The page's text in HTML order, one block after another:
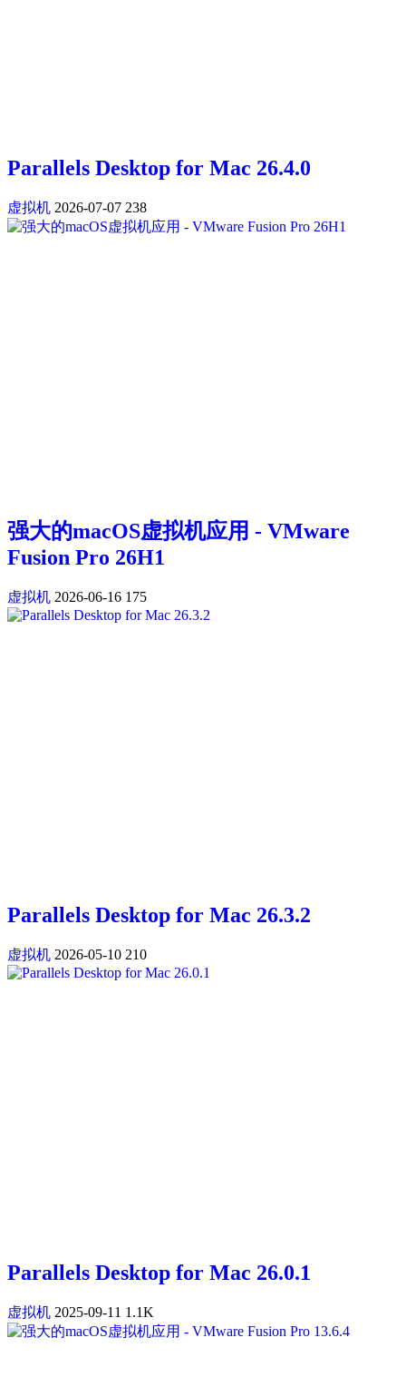
Parallels Desktop for Mac 26.4.0
虚拟机 2026-07-07 238
强大的macOS虚拟机应用 - VMware
Fusion Pro 26H1
虚拟机 2026-06-16 175
Parallels Desktop for Mac 26.3.2
虚拟机 2026-05-10 210
Parallels Desktop for Mac 26.0.1
虚拟机 2025-09-11 1.1K